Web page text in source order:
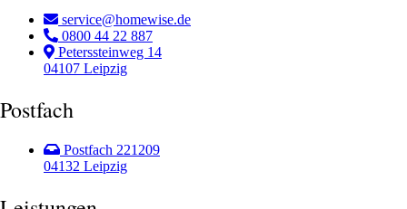
service@homewise.de
0800 44 22 887
Peterssteinweg 14
04107 Leipzig
Postfach
Postfach 221209
04132 Leipzig